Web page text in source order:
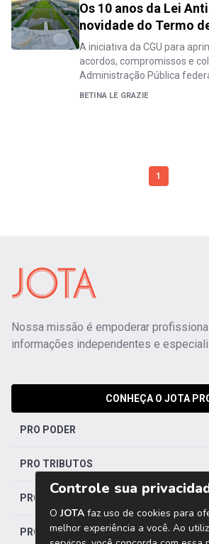
Os 10 anos da Lei
novidade do Termo
A iniciativa da CGU para
acordos, compromissos e
Administração Pública
BETINA LE GRAZIE
1
Nossa missão é empoderar
informações independentes e
CONHEÇA O JOTA
PRO PODER
PRO TRIBUTOS
PRO TRABALHISTA
PRO SAÚDE